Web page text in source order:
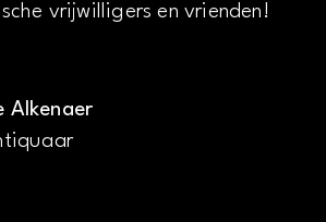
vrijwilligers en vrienden!
Alkenaer